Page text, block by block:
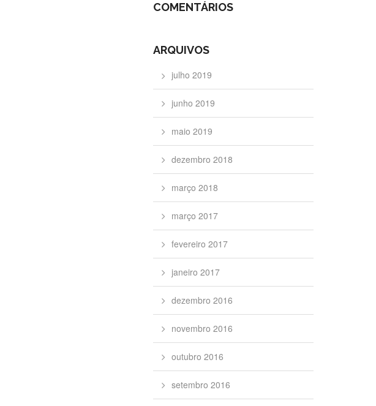
COMENTÁRIOS
ARQUIVOS
julho 2019
junho 2019
maio 2019
dezembro 2018
março 2018
março 2017
fevereiro 2017
janeiro 2017
dezembro 2016
novembro 2016
outubro 2016
setembro 2016